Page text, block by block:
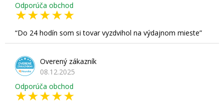
Odporúča obchod
Do 24 hodín som si tovar vyzdvihol na výdajnom mieste
Overený zákazník
08.12.2025
Odporúča obchod